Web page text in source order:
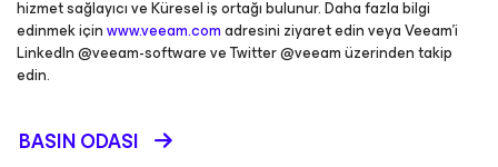
hizmet sağlayıcı ve Küresel iş ortağı bulunur. Daha fazla bilgi
edinmek içinwww.veeam.comadresini ziyaret edin veya Veeam'i
LinkedIn @veeam-software ve Twitter @veeam üzerinden takip
edin.
BASIN ODASI